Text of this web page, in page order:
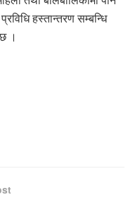
हस्तान्तरण सम्बन्धि
।